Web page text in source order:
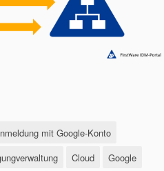
mit Google-Konto
Cloud
Google